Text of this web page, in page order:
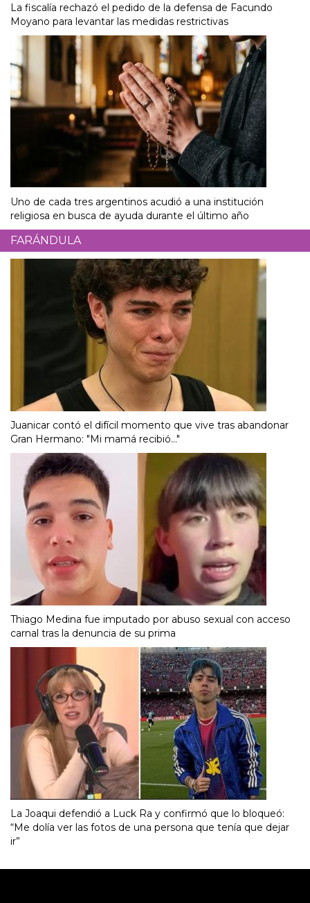
La fiscalía rechazó el pedido de la defensa de Facundo
Moyano para levantar las medidas restrictivas
Uno de cada tres argentinos acudió a una institución
religiosa en busca de ayuda durante el último año
FARÁNDULA
Juanicar contó el difícil momento que vive tras abandonar
Gran Hermano: "Mi mamá recibió..."
Thiago Medina fue imputado por abuso sexual con acceso
carnal tras la denuncia de su prima
La Joaqui defendió a Luck Ra y confirmó que lo bloqueó:
“Me dolía ver las fotos de una persona que tenía que dejar
ir”